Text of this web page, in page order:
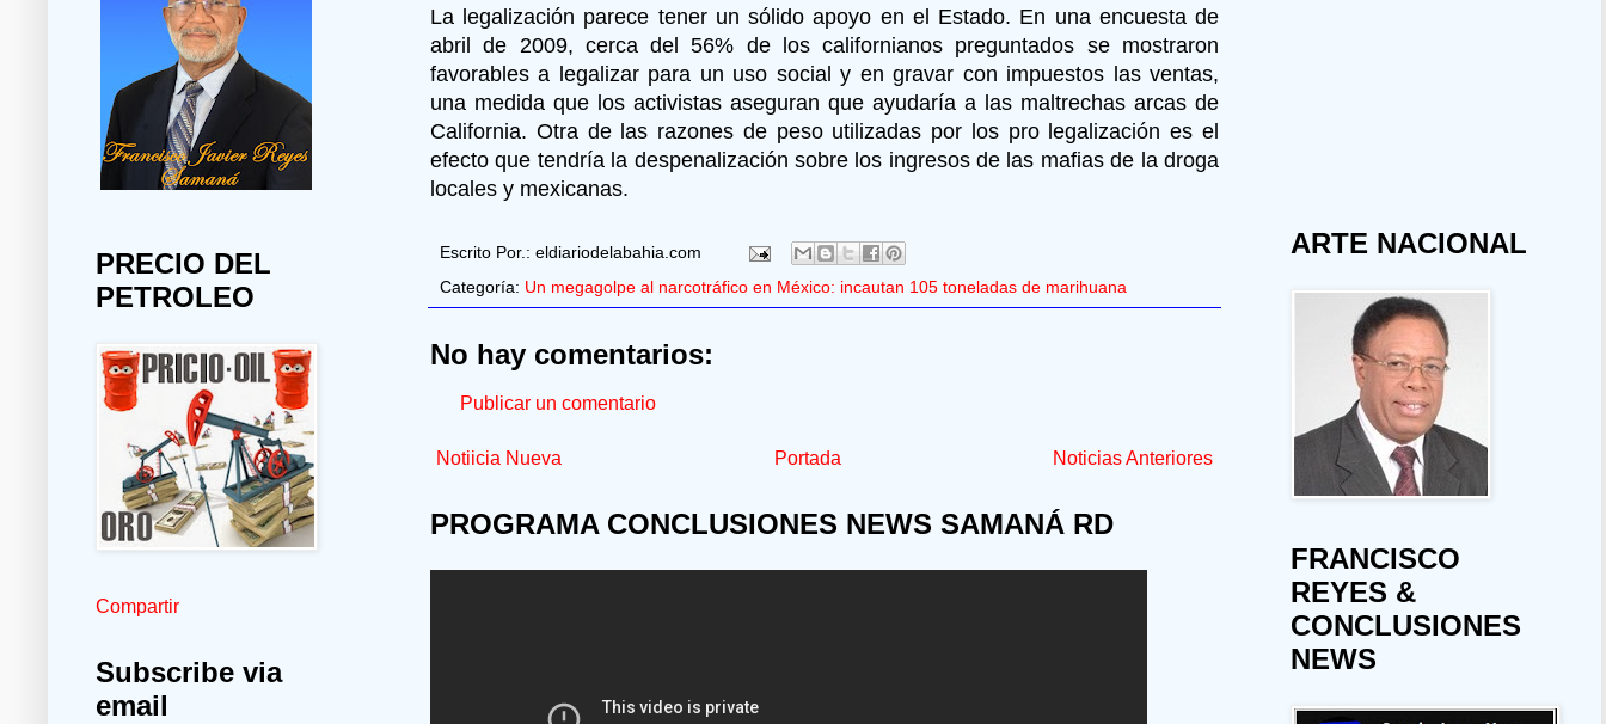
La legalización parece tener un sólido apoyo en el Estado. En una encuesta de
abril de 2009, cerca del 56% de los californianos preguntados se mostraron
favorables a legalizar para un uso social y en gravar con impuestos las ventas,
una medida que los activistas aseguran que ayudaría a las maltrechas arcas de
California. Otra de las razones de peso utilizadas por los pro legalización es el
efecto que tendría la despenalización sobre los ingresos de las mafias de la droga
locales y mexicanas.
Escrito Por.: eldiariodelabahia.com
Categoría: Un megagolpe al narcotráfico en México: incautan 105 toneladas de marihuana
No hay comentarios:
Publicar un comentario
Notiicia Nueva Noticias Anteriores
Portada
PROGRAMA CONCLUSIONES NEWS SAMANÁ RD
PRECIO DEL
PETROLEO
Compartir
Subscribe via
email
ARTE NACIONAL
FRANCISCO
REYES &
CONCLUSIONES
NEWS